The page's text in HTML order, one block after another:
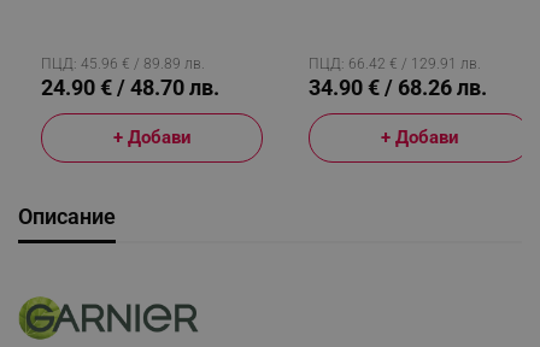
Златист/черен
ПЦД: 45.96 € / 89.89 лв.
24.90 € / 48.70 лв.
+ Добави
Дисплей, LED, Син
ПЦД: 66.42 € / 129.91 лв.
34.90 € / 68.26 лв.
+ Добави
Описание